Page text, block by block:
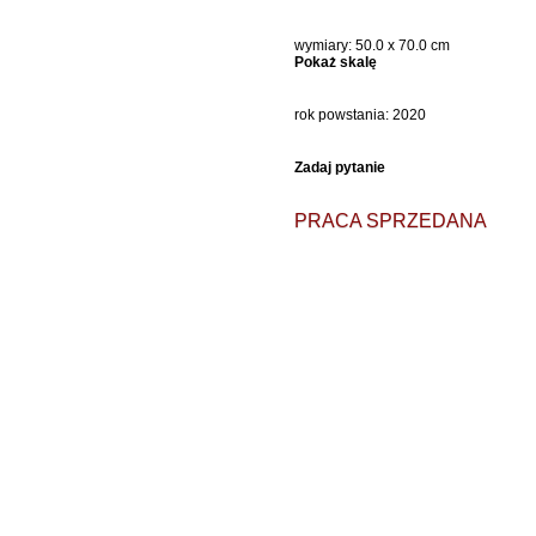
wymiary: 50.0 x 70.0 cm
Pokaż skalę
rok powstania: 2020
Zadaj pytanie
PRACA SPRZEDANA